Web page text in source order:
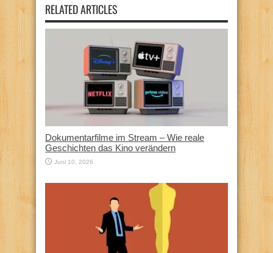
RELATED ARTICLES
Dokumentarfilme im Stream – Wie reale
Geschichten das Kino verändern
Juni 10, 2026